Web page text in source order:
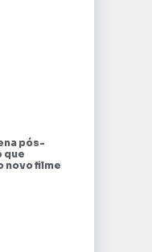
pós-
que
novo filme